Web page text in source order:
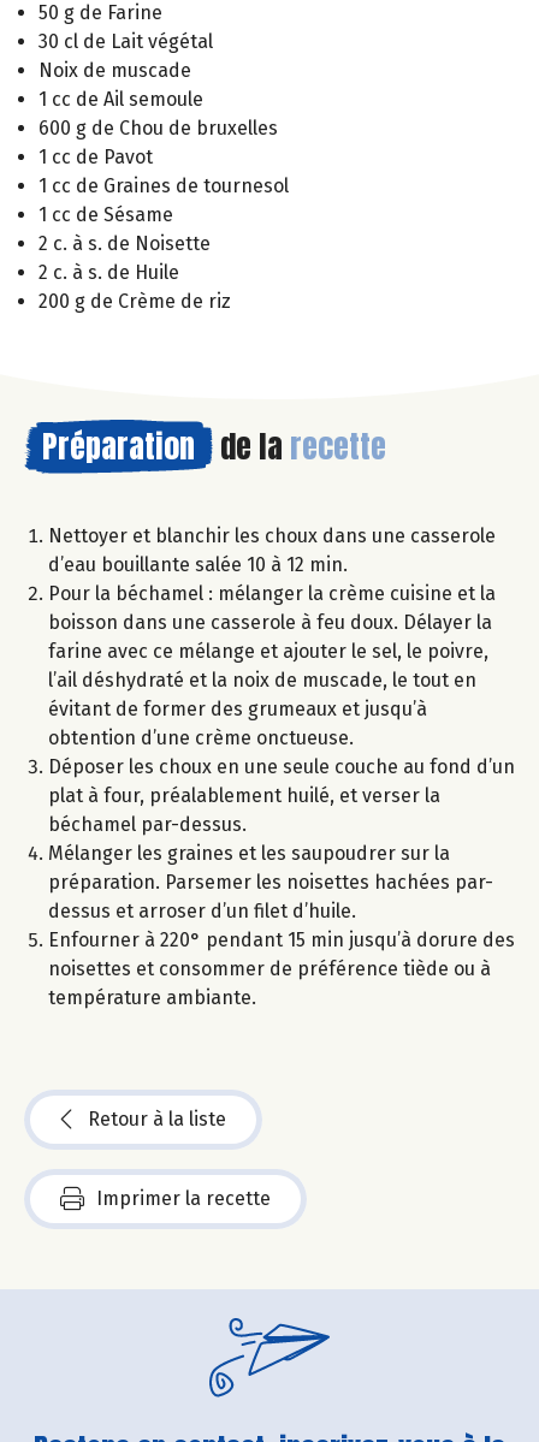
50 g de Farine
30 cl de Lait végétal
Noix de muscade
1 cc de Ail semoule
600 g de Chou de bruxelles
1 cc de Pavot
1 cc de Graines de tournesol
1 cc de Sésame
2 c. à s. de Noisette
2 c. à s. de Huile
200 g de Crème de riz
Préparation de la recette
Nettoyer et blanchir les choux dans une casserole
d’eau bouillante salée 10 à 12 min.
Pour la béchamel : mélanger la crème cuisine et la
boisson dans une casserole à feu doux. Délayer la
farine avec ce mélange et ajouter le sel, le poivre,
l’ail déshydraté et la noix de muscade, le tout en
évitant de former des grumeaux et jusqu’à
obtention d’une crème onctueuse.
Déposer les choux en une seule couche au fond d’un
plat à four, préalablement huilé, et verser la
béchamel par-dessus.
Mélanger les graines et les saupoudrer sur la
préparation. Parsemer les noisettes hachées par-
dessus et arroser d’un filet d’huile.
Enfourner à 220° pendant 15 min jusqu’à dorure des
noisettes et consommer de préférence tiède ou à
température ambiante.
Retour à la liste
Imprimer la recette